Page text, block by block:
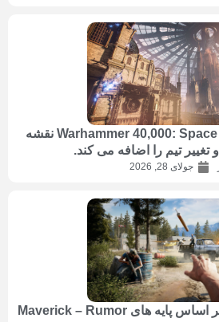
آخرین پچ Warhammer 40,000: Space Marines 2، 2 نقشه
جولای 28, 2026
یک بازی جدید Far Cry بر اساس پایه های Maverick – Rumor